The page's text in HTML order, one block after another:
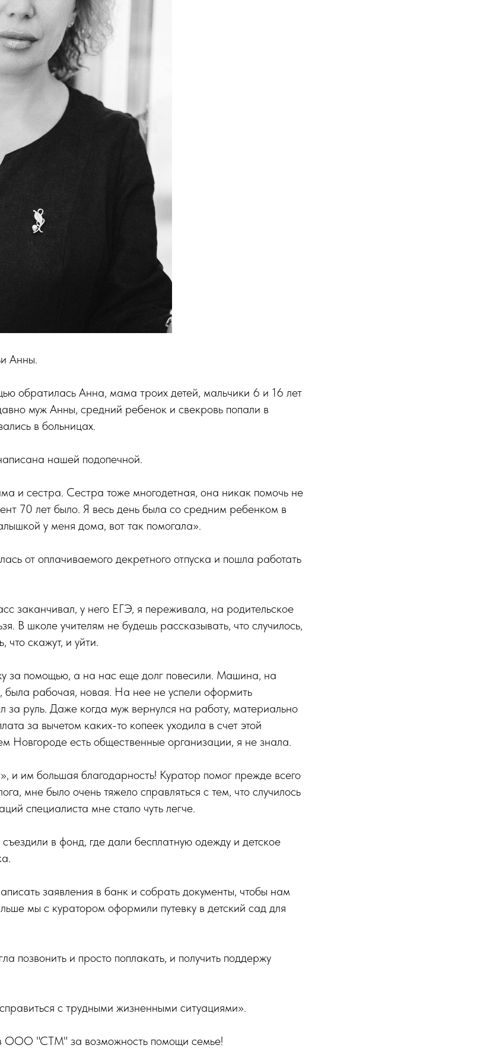
Анны.
обратилась Анна, мама троих детей, мальчики 6 и 16 лет
муж Анны, средний ребенок и свекровь попали в
в больницах.
нашей подопечной.
и сестра. Сестра тоже многодетная, она никак помочь не
70 лет было. Я весь день была со средним ребенком в
у меня дома, вот так помогала».
от оплачиваемого декретного отпуска и пошла работать
заканчивал, у него ЕГЭ, я переживала, на родительское
В школе учителям не будешь рассказывать, что случилось,
что скажут, и уйти.
за помощью, а на нас еще долг повесили. Машина, на
была рабочая, новая. На нее не успели оформить
за руль. Даже когда муж вернулся на работу, материально
за вычетом каких-то копеек уходила в счет этой
Новгороде есть общественные организации, я не знала.
и им большая благодарность! Куратор помог прежде всего
мне было очень тяжело справляться с тем, что случилось
специалиста мне стало чуть легче.
в фонд, где дали бесплатную одежду и детское
заявления в банк и собрать документы, чтобы нам
мы с куратором оформили путевку в детский сад для
позвонить и просто поплакать, и получить поддержу
с трудными жизненными ситуациями».
ООО "СТМ" за возможность помощи семье!